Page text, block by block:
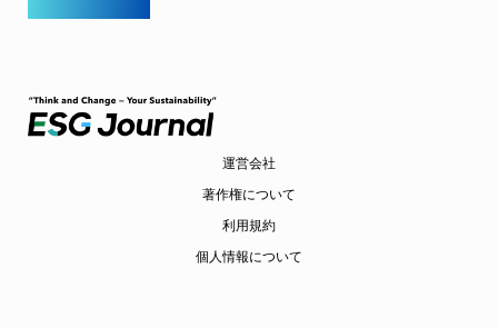
運営会社
著作権について
利用規約
個人情報について